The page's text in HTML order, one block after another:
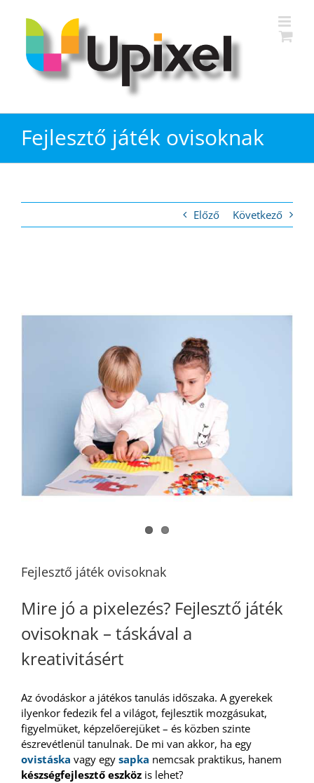
Fejlesztő játék ovisoknak
Előző Következő
Fejlesztő játék ovisoknak
Mire jó a pixelezés? Fejlesztő játék
ovisoknak – táskával a
kreativitásért
Az óvodáskor a játékos tanulás időszaka. A gyerekek
ilyenkor fedezik fel a világot, fejlesztik mozgásukat,
figyelmüket, képzelőerejüket – és közben szinte
észrevétlenül tanulnak. De mi van akkor, ha egy
ovistáska vagy egy sapka nemcsak praktikus, hanem
készségfejlesztő eszközis lehet?